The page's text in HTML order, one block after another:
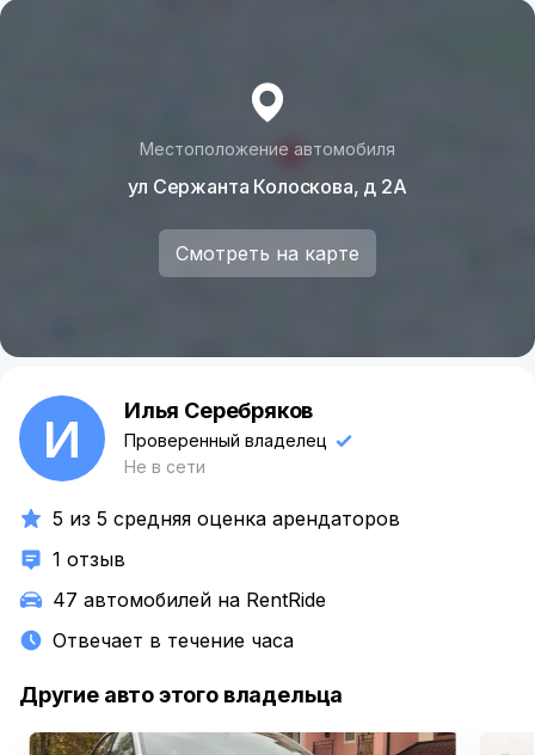
Местоположение автомобиля
ул Сержанта Колоскова, д 2А
Смотреть на карте
И Илья Серебряков
Проверенный владелец
Не в сети
5 из 5 средняя оценка арендаторов
1 отзыв
47 автомобилей на RentRide
Отвечает в течение часа
Другие авто этого владельца